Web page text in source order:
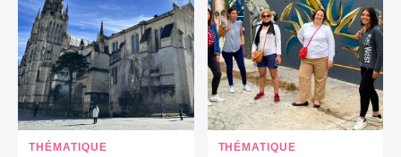
THÉMATIQUE THÉMATIQUE